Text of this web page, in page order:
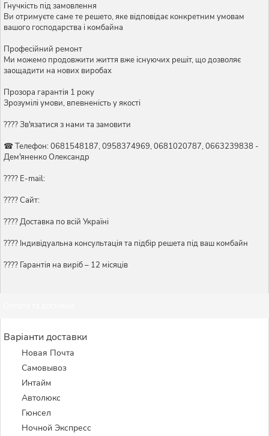
Гнучкість під замовлення
Ви отримуєте саме те решето, яке відповідає конкретним умовам
вашого господарства і комбайна
Професійний ремонт
Ми можемо продовжити життя вже існуючих решіт, що дозволяє
заощадити на нових виробах
Прозора гарантія 1 року
Зрозумілі умови, впевненість у якості
???? Зв'язатися з нами та замовити
☎ Телефон: 0681548187, 0958374969, 0681020787, 0663239838 -
Дем'яненко Олександр
???? E-mail:
???? Сайт:
???? Доставка по всій Україні
????️ Індивідуальна консультація та підбір решета під ваш комбайн
???? Гарантія на виріб – 12 місяців
Варіанти доставки
Новая Почта
Самовывоз
Интайм
Автолюкс
Гюнсел
Ночной Экспресс